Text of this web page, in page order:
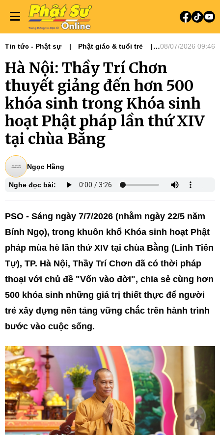
Tin tức - Phật sự
Phật giáo & tuổi trẻ
08/07/2026 09:46
Hà Nội: Thầy Trí Chơn
thuyết giảng đến hơn 500
khóa sinh trong Khóa sinh
hoạt Phật pháp lần thứ XIV
tại chùa Bằng
Ngọc Hằng
Nghe đọc bài:
PSO - Sáng ngày 7/7/2026 (nhằm ngày 22/5 năm
Bính Ngọ), trong khuôn khổ Khóa sinh hoạt Phật
pháp mùa hè lần thứ XIV tại chùa Bằng (Linh Tiên
Tự), TP. Hà Nội, Thầy Trí Chơn đã có thời pháp
thoại với chủ đề "Vốn vào đời", chia sẻ cùng hơn
500 khóa sinh những giá trị thiết thực để người
trẻ xây dựng nền tảng vững chắc trên hành trình
bước vào cuộc sống.